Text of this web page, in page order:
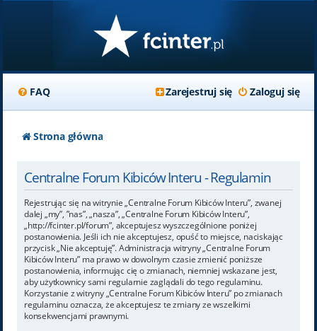
FAQ Zaloguj się
Zarejestruj się
Strona główna
Centralne Forum Kibiców Interu - Regulamin
Rejestrując się na witrynie „Centralne Forum Kibiców Interu”, zwanej
dalej „my”, ”nas”, „nasza”, „Centralne Forum Kibiców Interu”,
„http://fcinter.pl/forum”, akceptujesz wyszczególnione poniżej
postanowienia. Jeśli ich nie akceptujesz, opuść to miejsce, naciskając
przycisk „Nie akceptuję”. Administracja witryny „Centralne Forum
Kibiców Interu” ma prawo w dowolnym czasie zmienić poniższe
postanowienia, informując cię o zmianach, niemniej wskazane jest,
aby użytkownicy sami regularnie zaglądali do tego regulaminu.
Korzystanie z witryny „Centralne Forum Kibiców Interu” po zmianach
regulaminu oznacza, że akceptujesz te zmiany ze wszelkimi
konsekwencjami prawnymi.